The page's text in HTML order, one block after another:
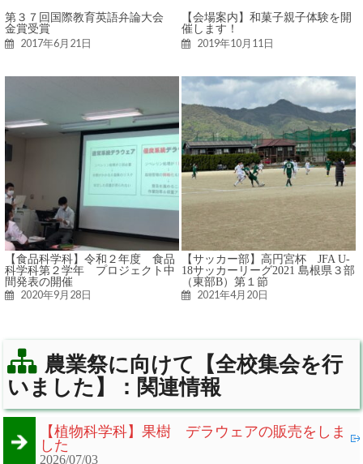
第３７回国際教育英語弁論大会
金賞受賞
2017年6月21日
【会場案内】和菓子親子体験を開
催します！
2019年10月11日
【食品科学科】令和２年度 食品
科学科第２学年 プロジェクト中
間発表の開催
2020年9月28日
【サッカー部】高円宮杯 JFA U-
18サッカーリーグ2021 島根県３部
（東部B）第１節
2021年4月20日
農業祭に向けて【全校集会を行
いました】：関連情報
【植物科学科】果樹 デラウェアの販売をしま
した
2026/07/03